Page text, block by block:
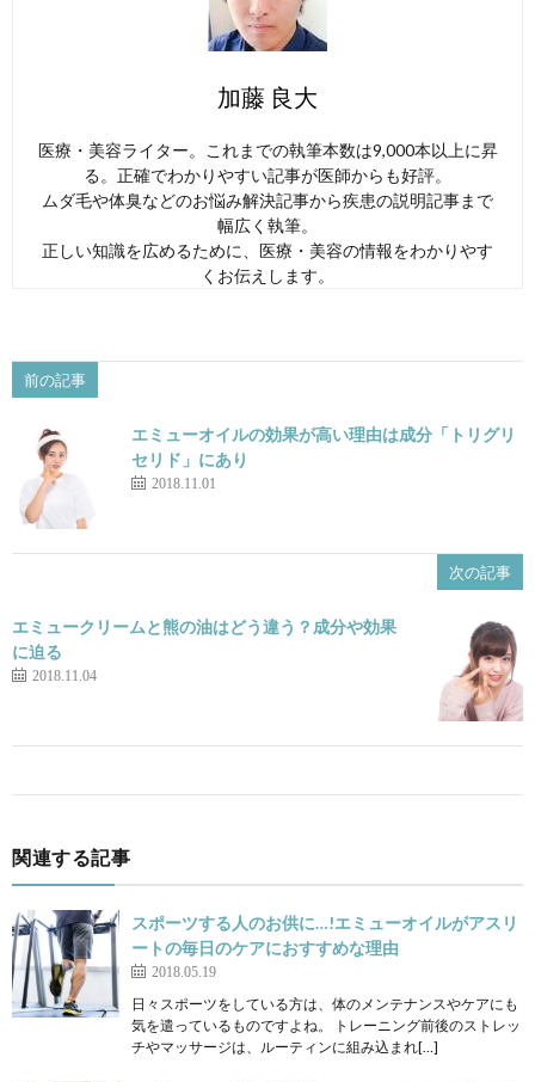
加藤 良大
医療・美容ライター。これまでの執筆本数は9,000本以上に昇
る。正確でわかりやすい記事が医師からも好評。
ムダ毛や体臭などのお悩み解決記事から疾患の説明記事まで
幅広く執筆。
正しい知識を広めるために、医療・美容の情報をわかりやす
くお伝えします。
前の記事
エミューオイルの効果が高い理由は成分「トリグリ
セリド」にあり
2018.11.01
次の記事
エミュークリームと熊の油はどう違う？成分や効果
に迫る
2018.11.04
関連する記事
スポーツする人のお供に…!エミューオイルがアスリ
ートの毎日のケアにおすすめな理由
2018.05.19
日々スポーツをしている方は、体のメンテナンスやケアにも
気を遣っているものですよね。 トレーニング前後のストレッ
チやマッサージは、ルーティンに組み込まれ[…]